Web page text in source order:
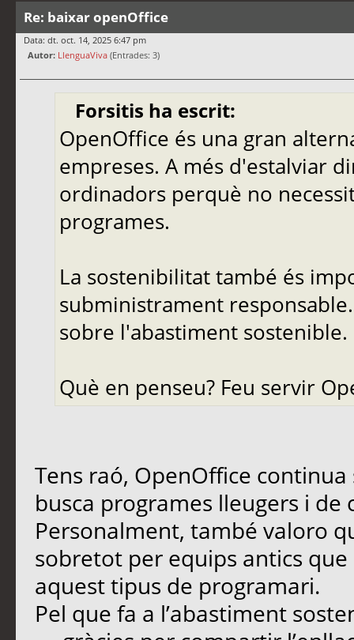
Re: baixar openOffice
Data: dt. oct. 14, 2025 6:47 pm
Autor: LlenguaViva (Entrades: 3)
Forsitis ha escrit:
OpenOffice és una gran
empreses. A més d'estalviar
ordinadors perquè no
programes.
La sostenibilitat també és
subministrament
sobre l'abastiment sostenible.
Què en penseu? Feu servir
Tens raó, OpenOffice
busca programes lleugers i de
Personalment, també valoro
sobretot per equips antics
aquest tipus de programari.
Pel que fa a l’abastiment